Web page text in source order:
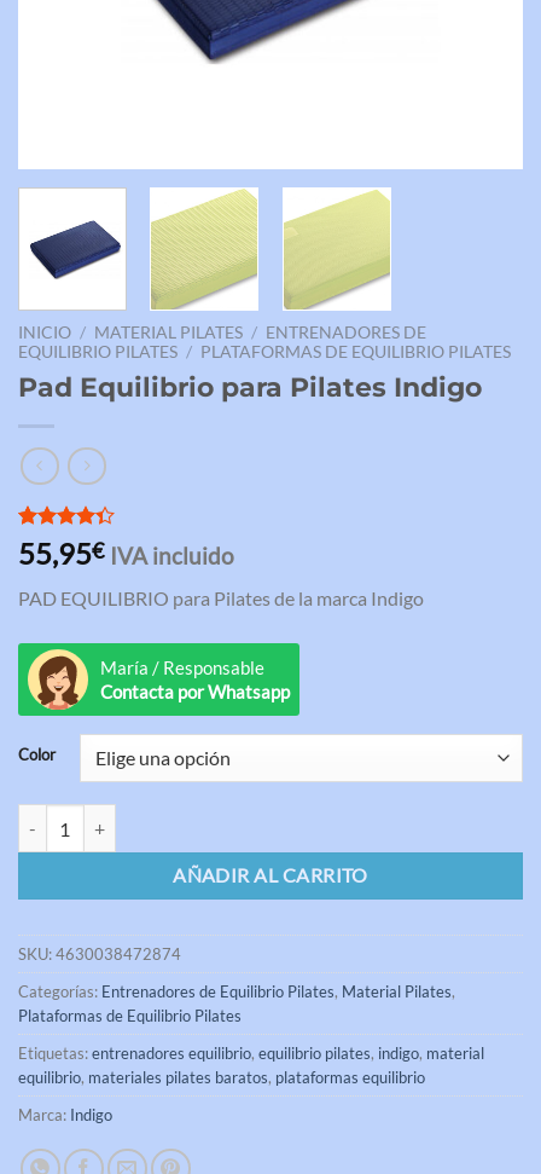
INICIO / MATERIAL PILATES / ENTRENADORES DE
EQUILIBRIO PILATES / PLATAFORMAS DE EQUILIBRIO PILATES
Pad Equilibrio para Pilates Indigo
Valorado
con4.33
base a
3
de clientes
55,95€ IVA incluido
PAD EQUILIBRIO para Pilates de la marca Indigo
María / Responsable
Contacta por Whatsapp
Color
AÑADIR AL CARRITO
SKU:4630038472874
Categorías: Entrenadores de Equilibrio Pilates, Material Pilates,
Plataformas de Equilibrio Pilates
Etiquetas:entrenadores equilibrio, equilibrio pilates, indigo, material
equilibrio, materiales pilates baratos, plataformas equilibrio
Marca: Indigo